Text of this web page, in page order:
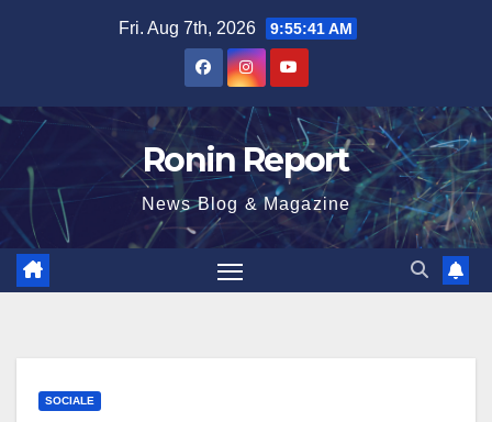
Fri. Aug 7th, 2026 9:55:42 AM
Ronin Report
News Blog & Magazine
SOCIALE